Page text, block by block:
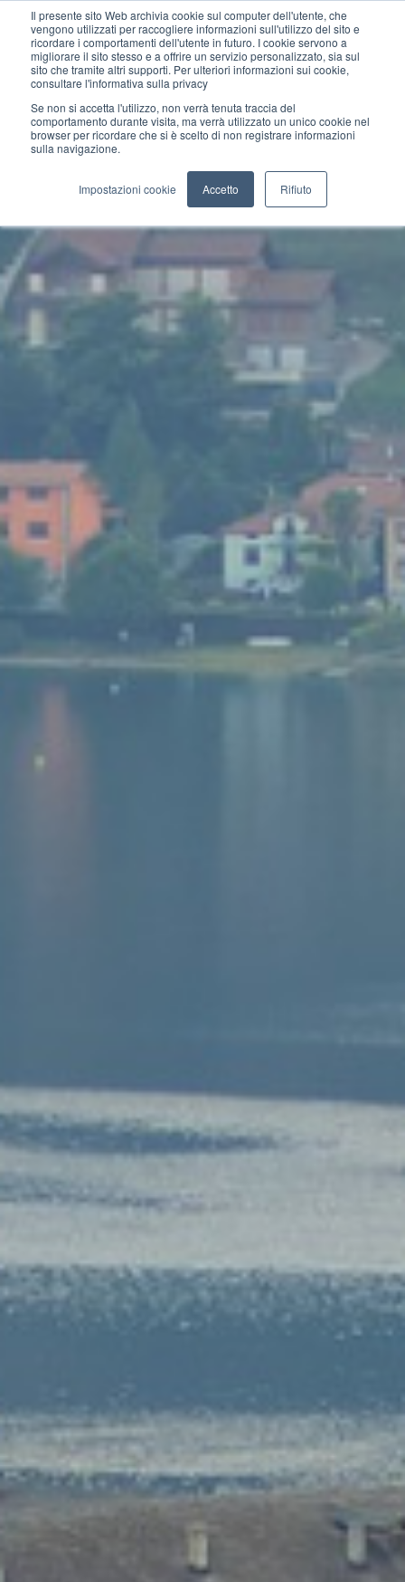
Il presente sito Web archivia cookie sul computer dell'utente, che
vengono utilizzati per raccogliere informazioni sull'utilizzo del sito e
ricordare i comportamenti dell'utente in futuro. I cookie servono a
migliorare il sito stesso e a offrire un servizio personalizzato, sia sul
sito che tramite altri supporti. Per ulteriori informazioni sui cookie,
consultare l'informativa sulla privacy
Se non si accetta l'utilizzo, non verrà tenuta traccia del
comportamento durante visita, ma verrà utilizzato un unico cookie nel
browser per ricordare che si è scelto di non registrare informazioni
sulla navigazione.
Impostazioni cookie Accetto Rifiuto